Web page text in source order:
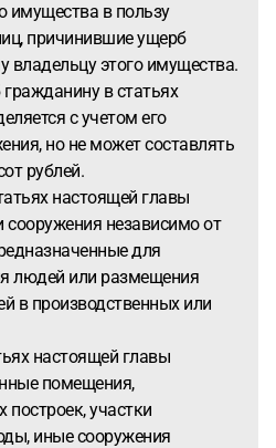
имущества в пользу
причинившие ущерб
владельцу этого имущества.
в статьях
с учетом его
но не может составлять
рублей.
настоящей главы
независимо от
для
людей или размещения
в производственных или
настоящей главы
помещения,
участки
иные сооружения